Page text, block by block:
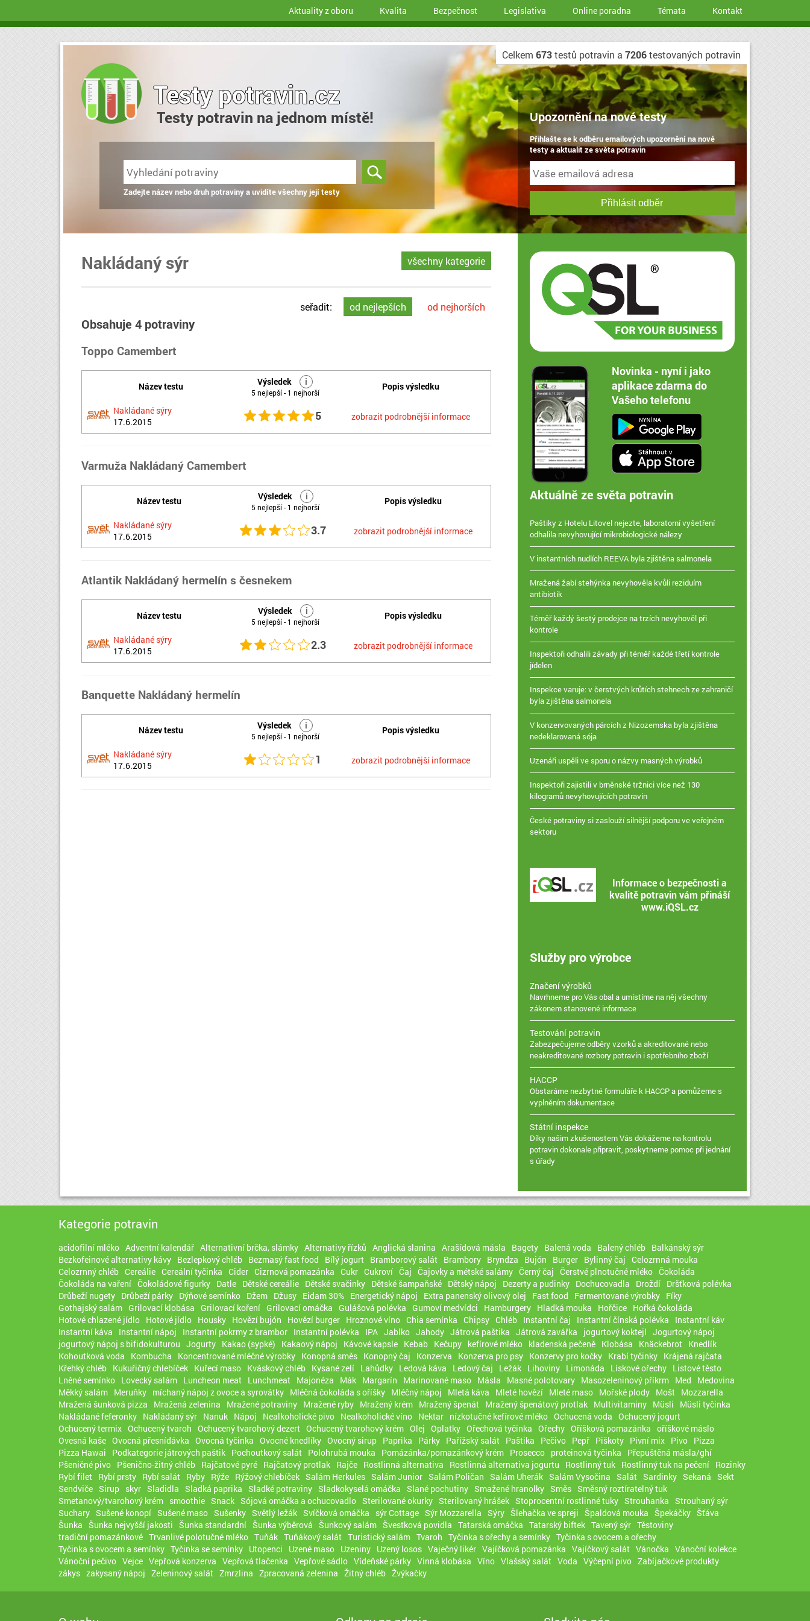
Aktuality z oboru Kvalita Bezpečnost Legislativa Online poradna Témata Kontakt
Celkem 673testů potravin a 7206testovaných potravin
Testy potravin.cz
Testy potravin na jednom místě!
Zadejte název nebo druh potraviny a uvidíte všechny její testy
Upozornění na nové testy
Přihlašte se k odběru emailových upozornění na nové
testy a aktualit ze světa potravin
Přihlásit odběr
všechny kategorie
Nakládaný sýr
seřadit: od nejlepších od nejhorších
Obsahuje 4 potraviny
Toppo Camembert
Název testu Výsledek i
5 nejlepší - 1 nejhorší
Popis výsledku
Nakládané sýry
17.6.2015
5 zobrazit podrobnější informace
Varmuža Nakládaný Camembert
Název testu Výsledek i
5 nejlepší - 1 nejhorší
Popis výsledku
Nakládané sýry
17.6.2015
3.7 zobrazit podrobnější informace
Atlantik Nakládaný hermelín s česnekem
Název testu Výsledek i
5 nejlepší - 1 nejhorší
Popis výsledku
Nakládané sýry
17.6.2015
2.3 zobrazit podrobnější informace
Banquette Nakládaný hermelín
Název testu Výsledek i
5 nejlepší - 1 nejhorší
Popis výsledku
Nakládané sýry
17.6.2015
1 zobrazit podrobnější informace
Novinka - nyní i jako
aplikace zdarma do
Vašeho telefonu
Aktuálně ze světa potravin
Paštiky z Hotelu Litovel nejezte, laboratorní vyšetření
odhalila nevyhovující mikrobiologické nálezy
V instantních nudlích REEVA byla zjištěna salmonela
Mražená žabí stehýnka nevyhověla kvůli reziduím
antibiotik
Téměř každý šestý prodejce na trzích nevyhověl při
kontrole
Inspektoři odhalili závady při téměř každé třetí kontrole
jídelen
Inspekce varuje: v čerstvých krůtích stehnech ze zahraničí
byla zjištěna salmonela
V konzervovaných párcích z Nizozemska byla zjištěna
nedeklarovaná sója
Uzenáři uspěli ve sporu o názvy masných výrobků
Inspektoři zajistili v brněnské tržnici více než 130
kilogramů nevyhovujících potravin
České potraviny si zaslouží silnější podporu ve veřejném
sektoru
Informace o bezpečnosti a
kvalitě potravin vám přináší
www.iQSL.cz
Služby pro výrobce
Značení výrobků
Navrhneme pro Vás obal a umístíme na něj všechny
zákonem stanovené informace
Testování potravin
Zabezpečujeme odběry vzorků a akreditované nebo
neakreditované rozbory potravin i spotřebního zboží
HACCP
Obstaráme nezbytné formuláře k HACCP a pomůžeme s
vyplněním dokumentace
Státní inspekce
Díky našim zkušenostem Vás dokážeme na kontrolu
potravin dokonale připravit, poskytneme pomoc při jednání
s úřady
Kategorie potravin
acidofilní mléko Adventní kalendář Alternativní brčka, slámky Alternativy řízků Anglická slanina Arašídová másla Bagety Balená voda Balený chléb Balkánský sýr
Bezkofeinové alternativy kávy Bezlepkový chléb Bezmasý fast food Bílý jogurt Bramborový salát Brambory Bryndza Bujón Burger Bylinný čaj Celozrnná mouka
Celozrnný chléb Cereálie Cereální tyčinka Cider Cizrnová pomazánka Cukr Cukroví Čaj Čajovky a métské salámy Černý čaj Čerstvé plnotučné mléko Čokoláda
Čokoláda na vaření Čokoládové figurky Datle Dětské cereálie Dětské svačinky Dětské šampaňské Dětský nápoj Dezerty a pudinky Dochucovadla Droždí Dršťková polévka
Drůbeží nugety Drůbeží párky Dýňové semínko Džem Džusy Eidam 30% Energetický nápoj Extra panenský olivový olej Fast food Fermentované výrobky Fíky
Gothajský salám Grilovací klobása Grilovací koření Grilovací omáčka Gulášová polévka Gumoví medvídci Hamburgery Hladká mouka Hořčice Hořká čokoláda
Hotové chlazené jídlo Hotové jídlo Housky Hovězí bujón Hovězí burger Hroznové víno Chia semínka Chipsy Chléb Instantní čaj Instantní čínská polévka
Instantní káv
Instantní káva
Instantní nápoj Instantní pokrmy z brambor Instantní polévka IPA Jablko Jahody Játrová paštika Játrová zavářka jogurtový koktejl Jogurtový nápoj
jogurtový nápoj s bifidokulturou Jogurty Kakao (sypké) Kakaový nápoj Kávové kapsle Kebab Kečupy kefírové mléko kladenská pečeně Klobása Knäckebrot Knedlík
Kohoutková voda
Kombucha Koncentrované mléčné výrobky Konopná směs Konopný čaj Konzerva Konzerva pro psy Konzervy pro kočky Krabí tyčinky Krájená rajčata
Křehký chléb Kukuřičný chlebíček Kuřecí maso Kváskový chléb Kysané zelí Lahůdky Ledová káva Ledový čaj Ležák Lihoviny Limonáda Lískové ořechy Listové těsto
Lněné semínko Lovecký salám Luncheon meat Lunchmeat Majonéza Mák Margarín Marinované maso Másla Masné polotovary Masozeleninový příkrm Med
Medovina
Měkký salám Meruňky míchaný nápoj z ovoce a syrovátky Mléčná čokoláda s oříšky Mléčný nápoj Mletá káva Mleté hovězí Mleté maso Mořské plody Mošt Mozzarella
Mražená šunková pizza
Mražená zelenina Mražené potraviny Mražené ryby Mražený krém Mražený špenát Mražený špenátový protlak Multivitaminy Müsli
Müsli tyčinka
Nakládané feferonky Nakládaný sýr Nanuk Nápoj Nealkoholické pivo Nealkoholické víno Nektar nízkotučné kefírové mléko Ochucená voda Ochucený jogurt
Ochucený termix Ochucený tvaroh Ochucený tvarohový dezert Ochucený tvarohový krém Olej Oplatky Ořechová tyčinka Ořechy Oříšková pomazánka oříškové máslo
Ovesná kaše Ovocná přesnídávka Ovocná tyčinka Ovocné knedlíky Ovocný sirup Paprika Párky Pařížský salát Paštika Pečivo Pepř Piškoty Pivní mix Pivo Pizza
Pizza Hawai
Podkategorie játrových paštik Pochoutkový salát Polohrubá mouka Pomázánka/pomazánkový krém Prosecco proteinová tyčinka
Přepuštěná másla/ghí
Pšeničné pivo Pšenično-žitný chléb Rajčatové pyré Rajčatový protlak Rajče Rostlinná alternativa Rostlinná alternativa jogurtu Rostlinný tuk Rostlinný tuk na pečení Rozinky
Rybí filet Rybí prsty Rybí salát Ryby Rýže Rýžový chlebíček Salám Herkules Salám Junior Salám Poličan Salám Uherák Salám Vysočina Salát Sardinky Sekaná Sekt
Sendviče Sirup skyr Sladidla Sladká paprika Sladké potraviny Sladkokyselá omáčka Slané pochutiny Smažené hranolky Směs Směsný roztíratelný tuk
Smetanový/tvarohový krém smoothie Snack Sójová omáčka a ochucovadlo Sterilované okurky Sterilovaný hrášek Stoprocentní rostlinné tuky Strouhanka Strouhaný sýr
Suchary Sušené konopí Sušené maso Sušenky Světlý ležák Svíčková omáčka sýr Cottage Sýr Mozzarella Sýry Šlehačka ve spreji Špaldová mouka Špekáčky Šťáva
Šunka Šunka nejvyšší jakosti Šunka standardní Šunka výběrová Šunkový salám Švestková povidla Tatarská omáčka Tatarský biftek Tavený sýr Těstoviny
tradiční pomazánkové Trvanlivé polotučné mléko Tuňák Tuňákový salát Turistický salám Tvaroh Tyčinka s ořechy a semínky Tyčinka s ovocem a ořechy
Tyčinka s ovocem a semínky Tyčinka se semínky Utopenci Uzené maso Uzeniny Uzený losos Vaječný likér Vajíčková pomazánka Vajíčkový salát Vánočka Vánoční kolekce
Vánoční pečivo Vejce Vepřová konzerva Vepřová tlačenka Vepřové sádlo Vídeňské párky Vinná klobása Víno Vlašský salát Voda Výčepní pivo Zabíjačkové produkty
zákys zakysaný nápoj Zeleninový salát Zmrzlina Zpracovaná zelenina Žitný chléb Žvýkačky